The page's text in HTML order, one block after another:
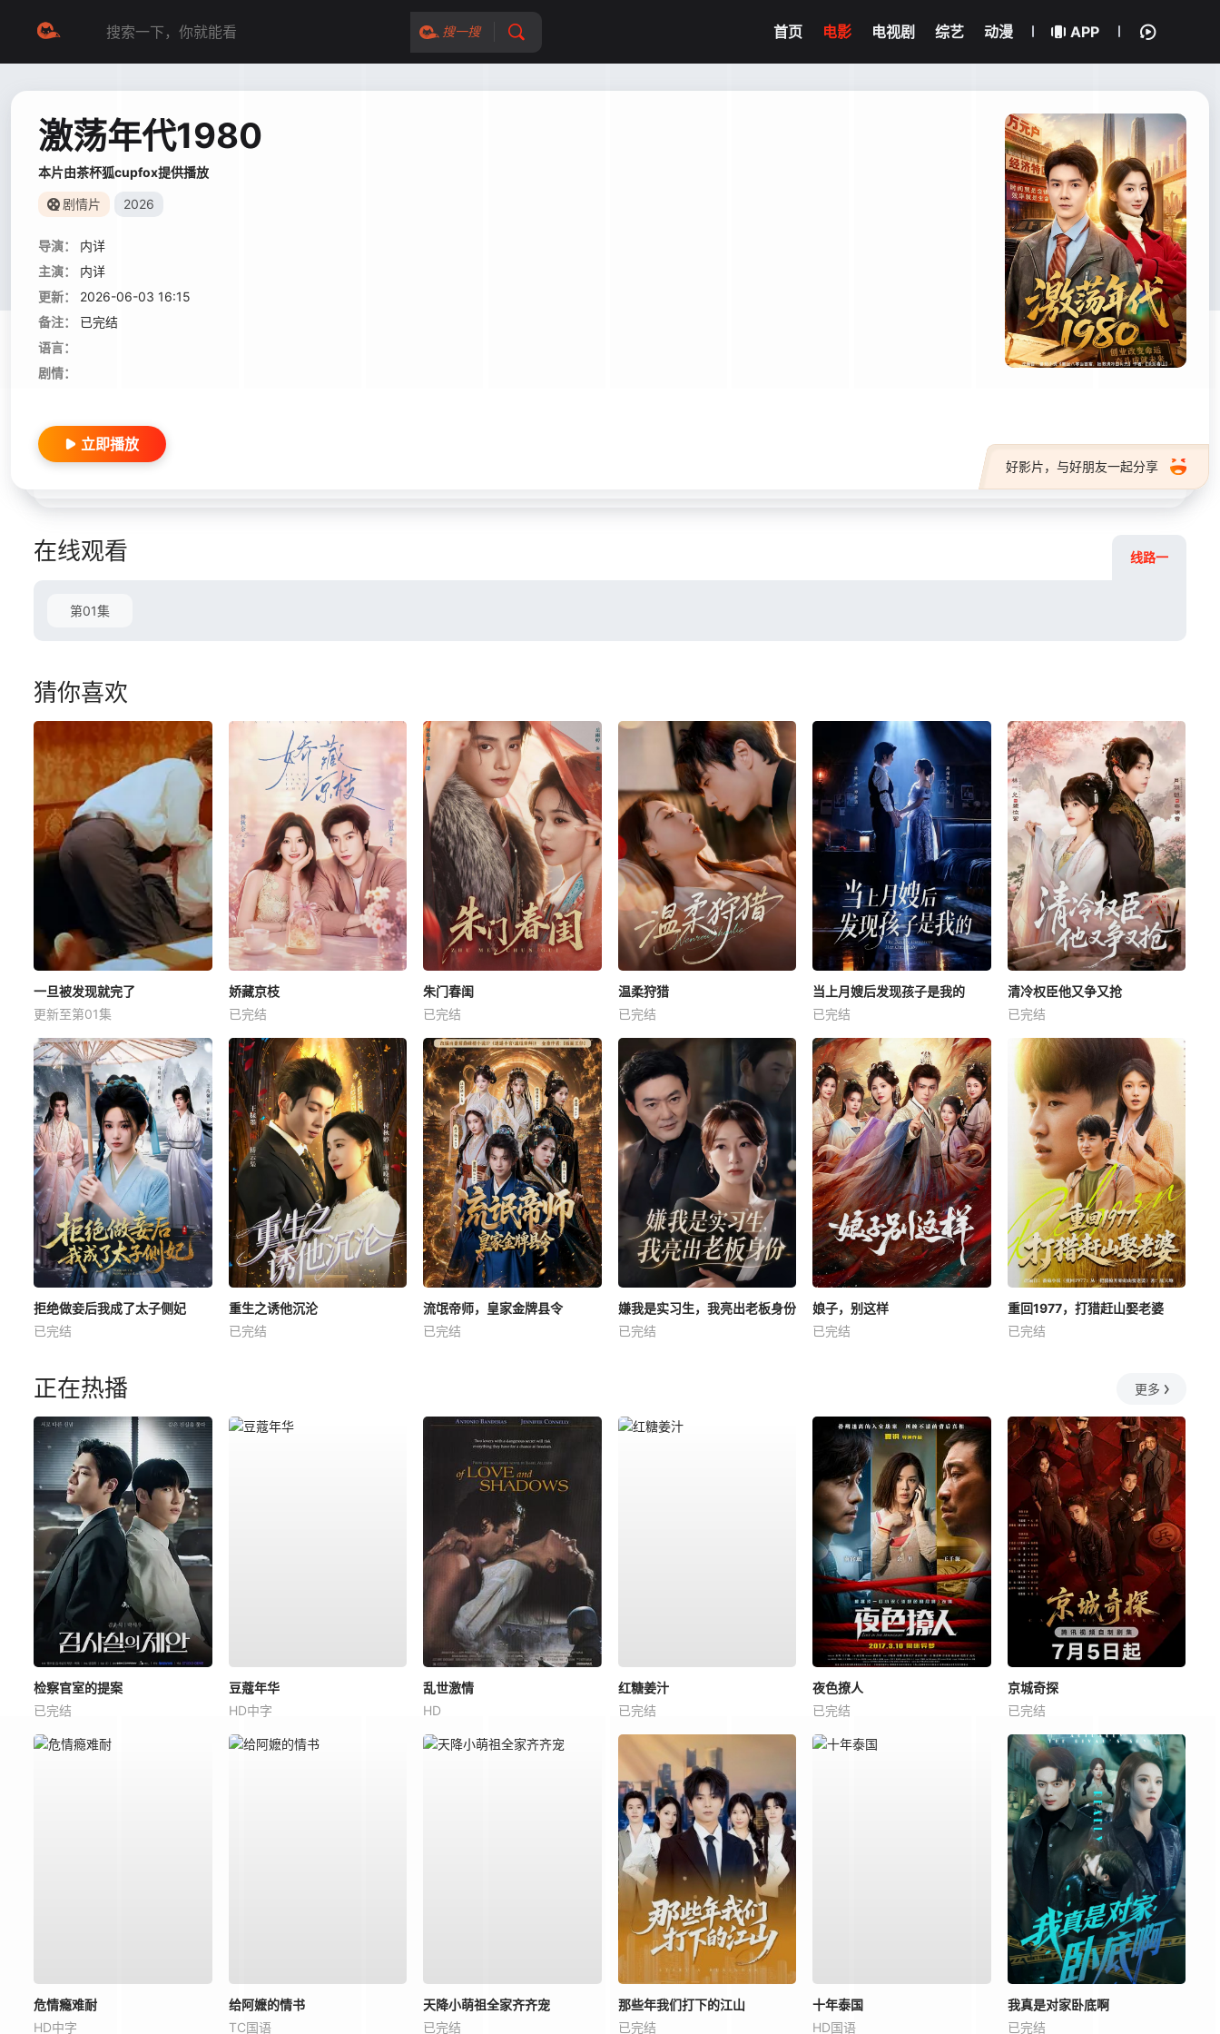
搜一搜 首页 电影 电视剧 综艺 动漫 APP
激荡年代1980
本片由茶杯狐cupfox提供播放
剧情片 2026
导演：
内详
主演：
内详
更新：
2026-06-03 16:15
备注：
已完结
语言：
剧情：
好影片，与好朋友一起分享
立即播放
在线观看 线路一
第01集
猜你喜欢
一旦被发现就完了
更新至第01集
娇藏京枝
已完结
朱门春闺
已完结
温柔狩猎
已完结
当上月嫂后发现孩子是我的
已完结
清冷权臣他又争又抢
已完结
拒绝做妾后我成了太子侧妃
已完结
重生之诱他沉沦
已完结
流氓帝师，皇家金牌县令
已完结
嫌我是实习生，我亮出老板身份
已完结
娘子，别这样
已完结
重回1977，打猎赶山娶老婆
已完结
正在热播 更多
检察官室的提案
已完结
豆蔻年华
HD中字
乱世激情
HD
红糖姜汁
已完结
夜色撩人
已完结
京城奇探
已完结
危情瘾难耐
HD中字
给阿嬷的情书
TC国语
天降小萌祖全家齐齐宠
已完结
那些年我们打下的江山
已完结
十年泰国
HD国语
我真是对家卧底啊
已完结